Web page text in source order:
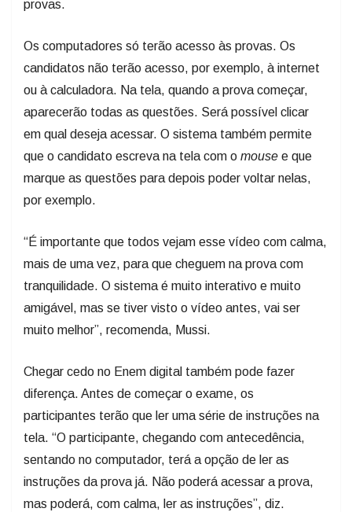
provas.
Os computadores só terão acesso às provas. Os
candidatos não terão acesso, por exemplo, à internet
ou à calculadora. Na tela, quando a prova começar,
aparecerão todas as questões. Será possível clicar
em qual deseja acessar. O sistema também permite
que o candidato escreva na tela com o mouse e que
marque as questões para depois poder voltar nelas,
por exemplo.
“É importante que todos vejam esse vídeo com calma,
mais de uma vez, para que cheguem na prova com
tranquilidade. O sistema é muito interativo e muito
amigável, mas se tiver visto o vídeo antes, vai ser
muito melhor”, recomenda, Mussi.
Chegar cedo no Enem digital também pode fazer
diferença. Antes de começar o exame, os
participantes terão que ler uma série de instruções na
tela. “O participante, chegando com antecedência,
sentando no computador, terá a opção de ler as
instruções da prova já. Não poderá acessar a prova,
mas poderá, com calma, ler as instruções”, diz.